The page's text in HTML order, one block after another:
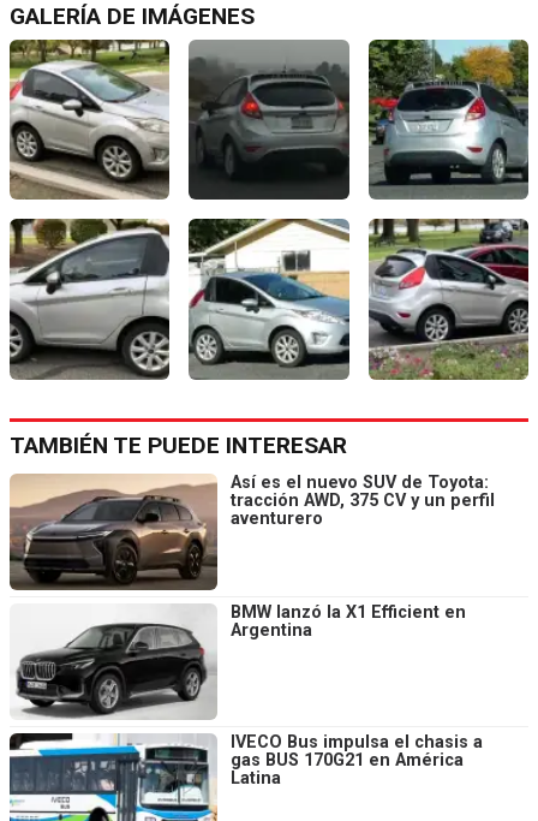
GALERÍA DE IMÁGENES
TAMBIÉN TE PUEDE INTERESAR
Así es el nuevo SUV de Toyota:
tracción AWD, 375 CV y un perfil
aventurero
BMW lanzó la X1 Efficient en
Argentina
IVECO Bus impulsa el chasis a
gas BUS 170G21 en América
Latina